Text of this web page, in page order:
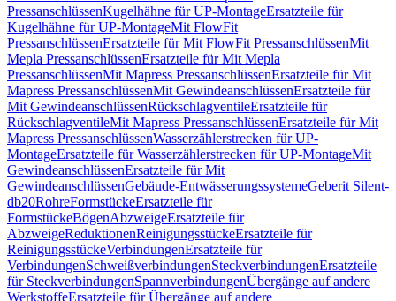
PressanschlüssenKugelhähne für UP-MontageErsatzteile für
Kugelhähne für UP-MontageMit FlowFit
PressanschlüssenErsatzteile für Mit FlowFit PressanschlüssenMit
Mepla PressanschlüssenErsatzteile für Mit Mepla
PressanschlüssenMit Mapress PressanschlüssenErsatzteile für Mit
Mapress PressanschlüssenMit GewindeanschlüssenErsatzteile für
Mit GewindeanschlüssenRückschlagventileErsatzteile für
RückschlagventileMit Mapress PressanschlüssenErsatzteile für Mit
Mapress PressanschlüssenWasserzählerstrecken für UP-
MontageErsatzteile für Wasserzählerstrecken für UP-MontageMit
GewindeanschlüssenErsatzteile für Mit
GewindeanschlüssenGebäude-EntwässerungssystemeGeberit Silent-
db20RohreFormstückeErsatzteile für
FormstückeBögenAbzweigeErsatzteile für
AbzweigeReduktionenReinigungsstückeErsatzteile für
ReinigungsstückeVerbindungenErsatzteile für
VerbindungenSchweißverbindungenSteckverbindungenErsatzteile
für SteckverbindungenSpannverbindungenÜbergänge auf andere
WerkstoffeErsatzteile für Übergänge auf andere